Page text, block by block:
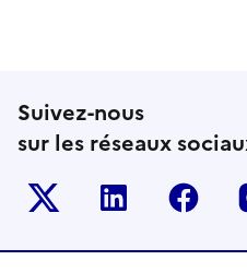
Suivez-nous
sur les réseaux
Le ministère sur
Le